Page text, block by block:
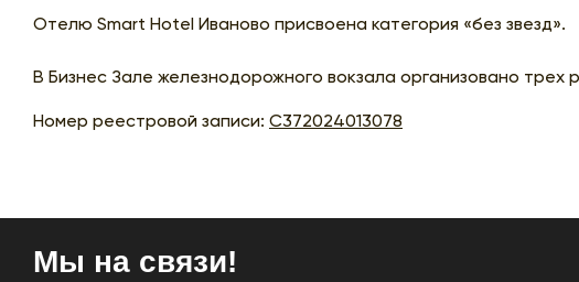
Отелю Smart Hotel Иваново присвоена категория «без звезд».
В Бизнес Зале железнодорожного вокзала организовано трех
Номер реестровой записи: С372024013078
Мы на связи!